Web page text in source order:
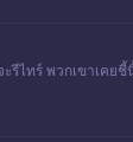
ะรีไทร์ พวกเขา